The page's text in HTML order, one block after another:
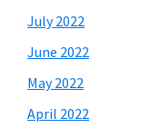
July 2022
June 2022
May 2022
April 2022